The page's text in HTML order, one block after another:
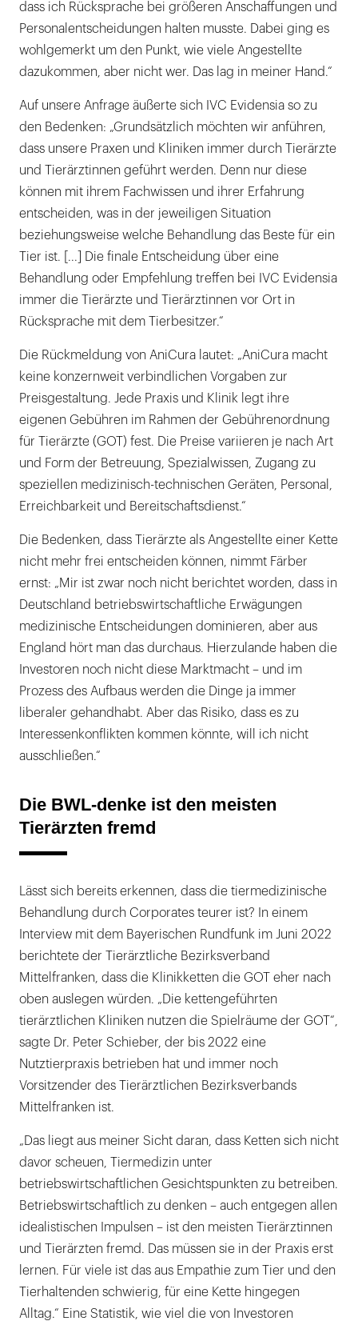
dass ich Rücksprache bei größeren Anschaffungen und
Personalentscheidungen halten musste. Dabei ging es
wohlgemerkt um den Punkt, wie viele Angestellte
dazukommen, aber nicht wer. Das lag in meiner Hand.“
Auf unsere Anfrage äußerte sich IVC Evidensia so zu
den Bedenken: „Grundsätzlich möchten wir anführen,
dass unsere Praxen und Kliniken immer durch Tierärzte
und Tierärztinnen geführt werden. Denn nur diese
können mit ihrem Fachwissen und ihrer Erfahrung
entscheiden, was in der jeweiligen Situation
beziehungsweise welche Behandlung das Beste für ein
Tier ist. [...] Die finale Entscheidung über eine
Behandlung oder Empfehlung treffen bei IVC Evidensia
immer die Tierärzte und Tierärztinnen vor Ort in
Rücksprache mit dem Tierbesitzer.“
Die Rückmeldung von AniCura lautet: „AniCura macht
keine konzernweit verbindlichen Vorgaben zur
Preisgestaltung. Jede Praxis und Klinik legt ihre
eigenen Gebühren im Rahmen der Gebührenordnung
für Tierärzte (GOT) fest. Die Preise variieren je nach Art
und Form der Betreuung, Spezialwissen, Zugang zu
speziellen medizinisch-technischen Geräten, Personal,
Erreichbarkeit und Bereitschaftsdienst.“
Die Bedenken, dass Tierärzte als Angestellte einer Kette
nicht mehr frei entscheiden können, nimmt Färber
ernst: „Mir ist zwar noch nicht berichtet worden, dass in
Deutschland betriebswirtschaftliche Erwägungen
medizinische Entscheidungen dominieren, aber aus
England hört man das durchaus. Hierzulande haben die
Investoren noch nicht diese Marktmacht – und im
Prozess des Aufbaus werden die Dinge ja immer
liberaler gehandhabt. Aber das Risiko, dass es zu
Interessenkonflikten kommen könnte, will ich nicht
ausschließen.“
Die BWL-denke ist den meisten
Tierärzten fremd
Lässt sich bereits erkennen, dass die tiermedizinische
Behandlung durch Corporates teurer ist? In einem
Interview mit dem Bayerischen Rundfunk im Juni 2022
berichtete der Tierärztliche Bezirksverband
Mittelfranken, dass die Klinikketten die GOT eher nach
oben auslegen würden. „Die kettengeführten
tierärztlichen Kliniken nutzen die Spielräume der GOT“,
sagte Dr. Peter Schieber, der bis 2022 eine
Nutztierpraxis betrieben hat und immer noch
Vorsitzender des Tierärztlichen Bezirksverbands
Mittelfranken ist.
„Das liegt aus meiner Sicht daran, dass Ketten sich nicht
davor scheuen, Tiermedizin unter
betriebswirtschaftlichen Gesichtspunkten zu betreiben.
Betriebswirtschaftlich zu denken – auch entgegen allen
idealistischen Impulsen – ist den meisten Tierärztinnen
und Tierärzten fremd. Das müssen sie in der Praxis erst
lernen. Für viele ist das aus Empathie zum Tier und den
Tierhaltenden schwierig, für eine Kette hingegen
Alltag.“ Eine Statistik, wie viel die von Investoren